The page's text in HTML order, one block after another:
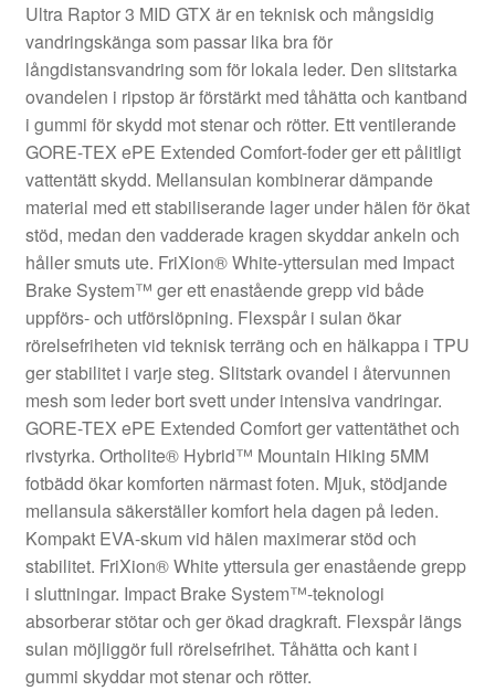
Ultra Raptor 3 MID GTX är en teknisk och mångsidig
vandringskänga som passar lika bra för
långdistansvandring som för lokala leder. Den slitstarka
ovandelen i ripstop är förstärkt med tåhätta och kantband
i gummi för skydd mot stenar och rötter. Ett ventilerande
GORE-TEX ePE Extended Comfort-foder ger ett pålitligt
vattentätt skydd. Mellansulan kombinerar dämpande
material med ett stabiliserande lager under hälen för ökat
stöd, medan den vadderade kragen skyddar ankeln och
håller smuts ute. FriXion® White-yttersulan med Impact
Brake System™ ger ett enastående grepp vid både
uppförs- och utförslöpning. Flexspår i sulan ökar
rörelsefriheten vid teknisk terräng och en hälkappa i TPU
ger stabilitet i varje steg. Slitstark ovandel i återvunnen
mesh som leder bort svett under intensiva vandringar.
GORE-TEX ePE Extended Comfort ger vattentäthet och
rivstyrka. Ortholite® Hybrid™ Mountain Hiking 5MM
fotbädd ökar komforten närmast foten. Mjuk, stödjande
mellansula säkerställer komfort hela dagen på leden.
Kompakt EVA-skum vid hälen maximerar stöd och
stabilitet. FriXion® White yttersula ger enastående grepp
i sluttningar. Impact Brake System™-teknologi
absorberar stötar och ger ökad dragkraft. Flexspår längs
sulan möjliggör full rörelsefrihet. Tåhätta och kant i
gummi skyddar mot stenar och rötter.